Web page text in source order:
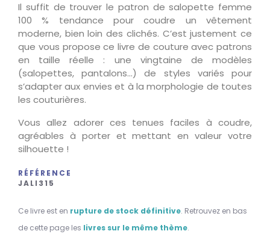
Il suffit de trouver le patron de salopette femme
100 % tendance pour coudre un vêtement
moderne, bien loin des clichés. C’est justement ce
que vous propose ce livre de couture avec patrons
en taille réelle : une vingtaine de modèles
(salopettes, pantalons…) de styles variés pour
s’adapter aux envies et à la morphologie de toutes
les couturières.
Vous allez adorer ces tenues faciles à coudre,
agréables à porter et mettant en valeur votre
silhouette !
RÉFÉRENCE
JALI315
Ce livre est en rupture de stock définitive. Retrouvez en bas
de cette page les livres sur le même thème.